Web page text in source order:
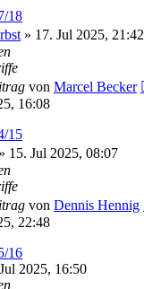
18
» 17. Jul 2025, 21:42
von Marcel Becker
16:08
15
» 15. Jul 2025, 08:07
von Dennis Hennig
22:48
16
2025, 16:50